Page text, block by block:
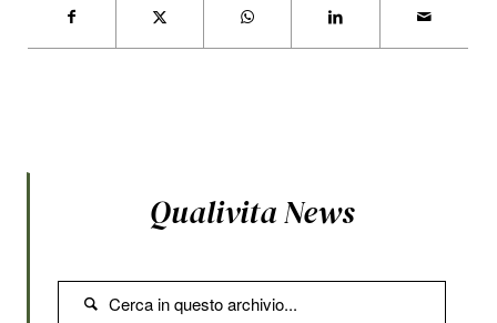
Qualivita News
